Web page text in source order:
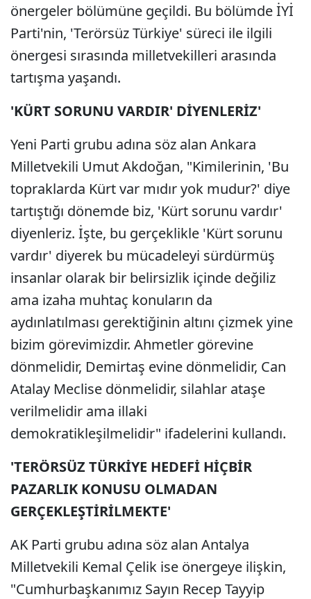
önergeler bölümüne geçildi. Bu bölümde İYİ
Parti'nin, 'Terörsüz Türkiye' süreci ile ilgili
önergesi sırasında milletvekilleri arasında
tartışma yaşandı.
'KÜRT SORUNU VARDIR' DİYENLERİZ'
Yeni Parti grubu adına söz alan Ankara
Milletvekili Umut Akdoğan, "Kimilerinin, 'Bu
topraklarda Kürt var mıdır yok mudur?' diye
tartıştığı dönemde biz, 'Kürt sorunu vardır'
diyenleriz. İşte, bu gerçeklikle 'Kürt sorunu
vardır' diyerek bu mücadeleyi sürdürmüş
insanlar olarak bir belirsizlik içinde değiliz
ama izaha muhtaç konuların da
aydınlatılması gerektiğinin altını çizmek yine
bizim görevimizdir. Ahmetler görevine
dönmelidir, Demirtaş evine dönmelidir, Can
Atalay Meclise dönmelidir, silahlar ataşe
verilmelidir ama illaki
demokratikleşilmelidir" ifadelerini kullandı.
'TERÖRSÜZ TÜRKİYE HEDEFİ HİÇBİR
PAZARLIK KONUSU OLMADAN
GERÇEKLEŞTİRİLMEKTE'
AK Parti grubu adına söz alan Antalya
Milletvekili Kemal Çelik ise önergeye ilişkin,
"Cumhurbaşkanımız Sayın Recep Tayyip